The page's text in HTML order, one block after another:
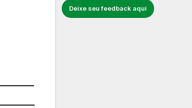
Deixe seu feedback aqui